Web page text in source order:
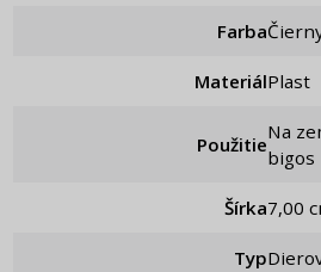
Farba
Materiál Plast
Použitie
Na zemiaky , Na jedlá , Na
bigos
Šírka 7,00
Typ